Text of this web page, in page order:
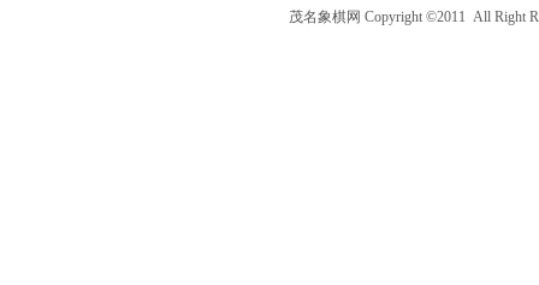
茂名象棋网 Copyright ©2011 All Right